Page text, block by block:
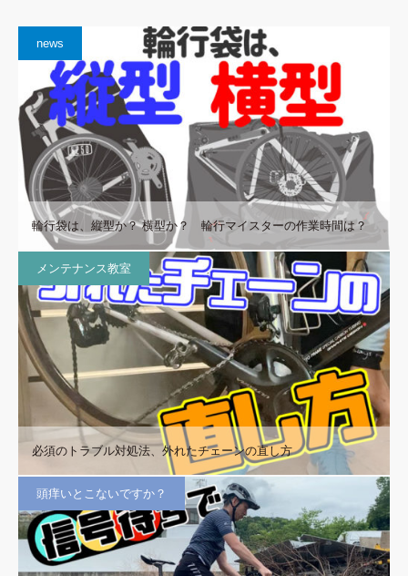
news
輪行袋は、縦型か？ 横型か？ 輪行マイスターの作業時間は？
メンテナンス教室
必須のトラブル対処法、外れたチェーンの直し方
頭痒いとこないですか？